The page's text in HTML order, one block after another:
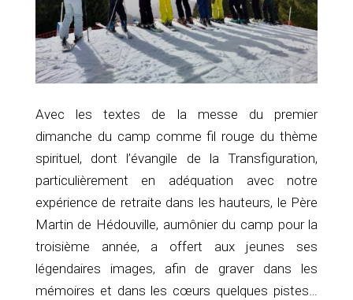
Avec les textes de la messe du premier
dimanche du camp comme fil rouge du thème
spirituel, dont l’évangile de la Transfiguration,
particulièrement en adéquation avec notre
expérience de retraite dans les hauteurs, le Père
Martin de Hédouville, aumônier du camp pour la
troisième année, a offert aux jeunes ses
légendaires images, afin de graver dans les
mémoires et dans les cœurs quelques pistes…